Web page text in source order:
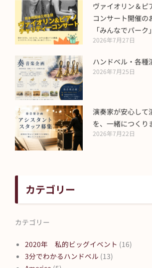
ヴァイオリン＆ピ
コンサート開催の
「みんなでパーク
2026年7月27日
ハンドベル・各種
2026年7月25日
演奏家が安心して
を、一緒につくり
2026年7月22日
カテゴリー
カテゴリー
2020年 私的ビッグイベント (16)
3分でわかるハンドベル (13)